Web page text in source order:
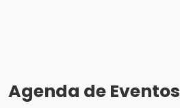
Agenda de Eventos